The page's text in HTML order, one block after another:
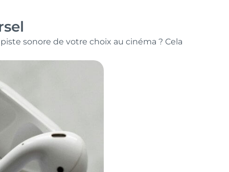
sonore de votre choix au cinéma ? Cela